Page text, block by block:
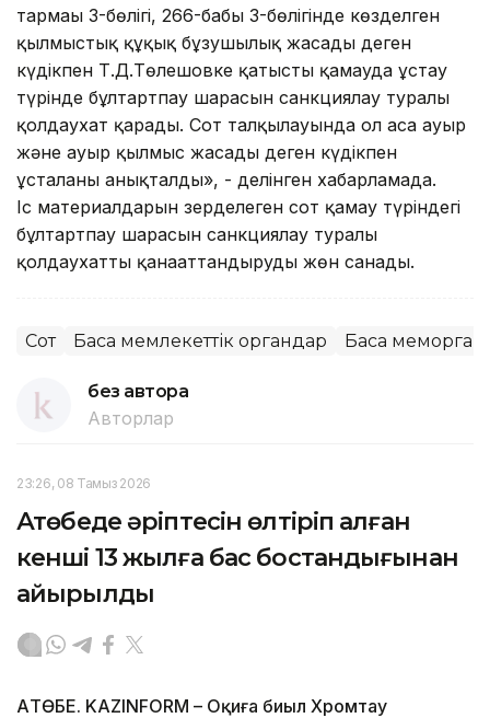
тармағы 3-бөлігі, 266-бабы 3-бөлігінде көзделген
қылмыстық құқық бұзушылық жасады деген
күдікпен Т.Д.Төлешовке қатысты қамауда ұстау
түрінде бұлтартпау шарасын санкциялау туралы
қолдаухат қарады. Сот талқылауында ол аса ауыр
және ауыр қылмыс жасады деген күдікпен
ұсталғаны анықталды», - делінген хабарламада.
Іс материалдарын зерделеген сот қамау түріндегі
бұлтартпау шарасын санкциялау туралы
қолдаухатты қанағаттандыруды жөн санады.
Сот Басқа мемлекеттік органдар Басқа
без автора
Авторлар
23:26, 08 Тамыз 2026
Ақтөбеде әріптесін өлтіріп алған
кенші 13 жылға бас бостандығынан
айырылды
АҚТӨБЕ. KAZINFORM – Оқиға биыл Хромтау